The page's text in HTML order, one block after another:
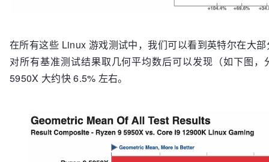
在所有这些 Linux 游戏测试中，我们可以看到英特尔在大
对所有基准测试结果取几何平均数后可以发现（如下图
5950X 大约快 6.5% 左右。